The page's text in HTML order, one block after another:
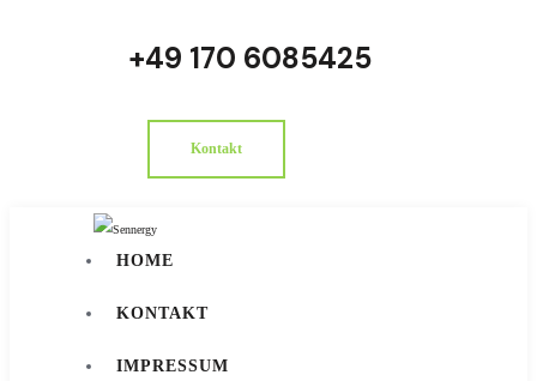
‭+49 170 6085425‬
Kontakt
HOME
KONTAKT
IMPRESSUM